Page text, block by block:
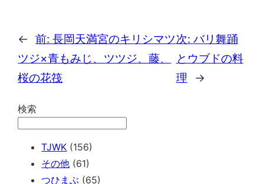
← 前:長岡天満宮のキリシマツ
ツジ×青もみじ、ツツジ、藤、
桜の花筏
次: バリ舞踊
とウブドの料
理
→
検索
TJWK (156)
その他 (61)
つひまぶ (65)